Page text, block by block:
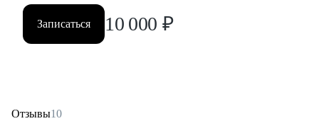
Записаться 10 000 ₽
Отзывы10